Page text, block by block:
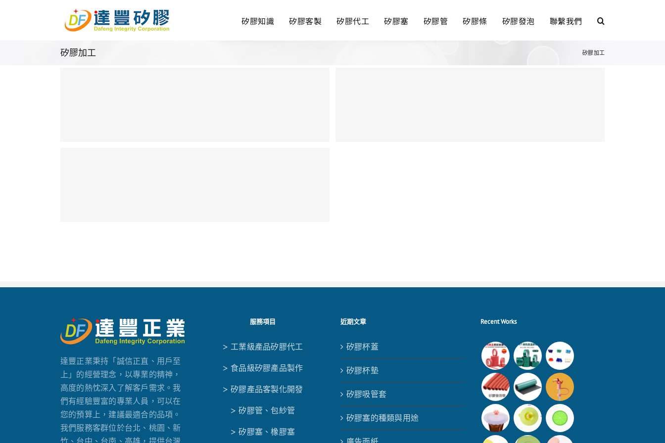
矽膠知識 矽膠客製 矽膠代工 矽膠塞 矽膠管 矽膠條 矽膠發泡 聯繫我們
矽膠加工 矽膠加工
達豐正業秉持「誠信正直、用戶至
上」的經營理念，以專業的精神，
高度的熱忱深入了解客戶需求。我
們有經驗豐富的專業人員，可以在
您的預算上，建議最適合的品項。
我們服務客群位於台北、桃園、新
服務項目
> 工業級產品矽膠代工
> 食品級矽膠產品製作
> 矽膠產品客製化開發
> 矽膠管、包紗管
> 矽膠塞、橡膠塞
近期文章
矽膠杯蓋
矽膠杯墊
矽膠吸管套
矽膠塞的種類與用途
Recent Works